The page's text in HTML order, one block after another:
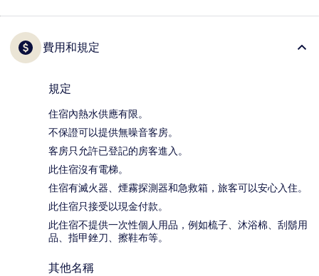
費用和規定
規定
住宿內熱水供應有限。
不保證可以提供無噪音客房。
客房只允許已登記的房客進入。
此住宿沒有電梯。
住宿有滅火器、煙霧探測器和急救箱，旅客可以安心入住。
此住宿只接受以現金付款。
此住宿不提供一次性個人用品，例如梳子、沐浴棉、刮鬍用
品、指甲銼刀、擦鞋布等。
其他名稱